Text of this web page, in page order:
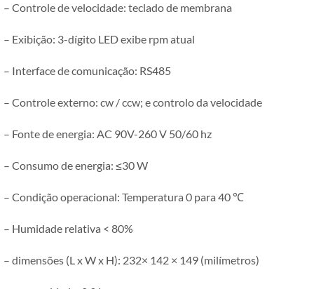
– Controle de velocidade: teclado de membrana
– Exibição: 3-dígito LED exibe rpm atual
– Interface de comunicação: RS485
– Controle externo: cw / ccw; e controlo da velocidade
– Fonte de energia: AC 90V-260 V 50/60 hz
– Consumo de energia: ≤30 W
– Condição operacional: Temperatura 0 para 40 ℃
– Humidade relativa < 80%
– dimensões (L x W x H): 232× 142 × 149 (milímetros)